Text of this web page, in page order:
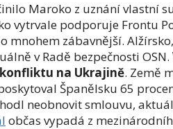
Maroko z uznání vlastní
vytrvale podporuje Frontu
mnohem zábavnější.
v Radě bezpečnosti OSN.
na Ukrajině. Země
Španělsku 65
neobnovit smlouvu,
občas vypadá z